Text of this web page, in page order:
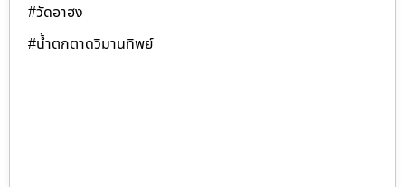
#วัดอาฮง
#น้ำตกตาดวิมานทิพย์